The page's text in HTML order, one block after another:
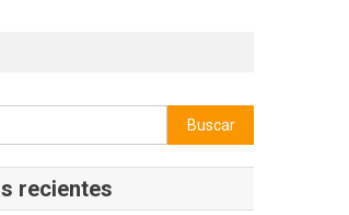
Buscar:
recientes